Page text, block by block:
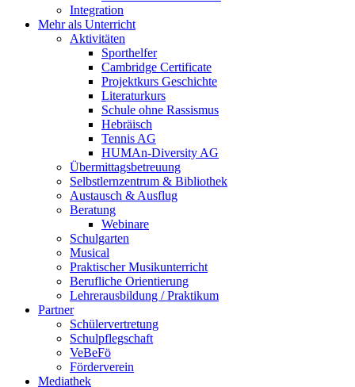
Integration
Mehr als Unterricht
Aktivitäten
Sporthelfer
Cambridge Certificate
Projektkurs Geschichte
Literaturkurs
Schule ohne Rassismus
Hebräisch
Tennis AG
HUMAn-Diversity AG
Übermittagsbetreuung
Selbstlernzentrum & Bibliothek
Austausch & Ausflug
Beratung
Webinare
Schulgarten
Musical
Praktischer Musikunterricht
Berufliche Orientierung
Lehrerausbildung / Praktikum
Partner
Schülervertretung
Schulpflegschaft
VeBeFö
Förderverein
Mediathek